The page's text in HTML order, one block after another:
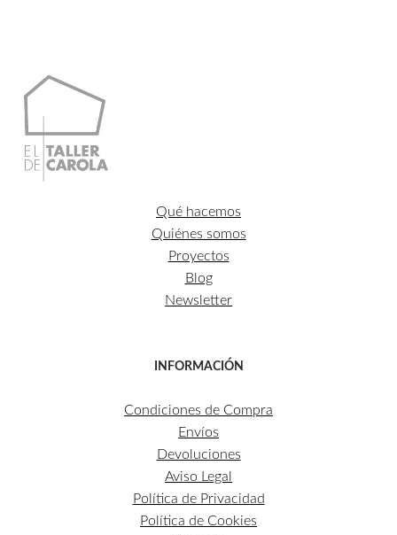
Qué hacemos
Quiénes somos
Proyectos
Blog
Newsletter
INFORMACIÓN
Condiciones de Compra
Envíos
Devoluciones
Aviso Legal
Política de Privacidad
Política de Cookies